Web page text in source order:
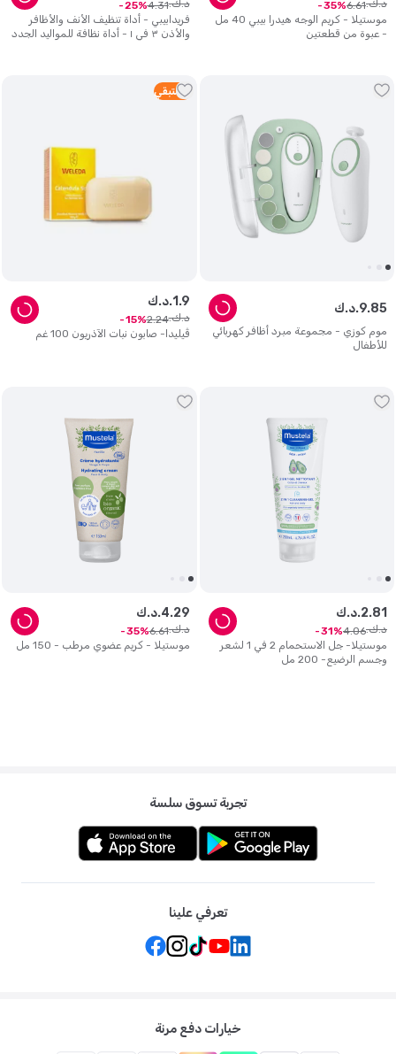
موستيلا - كريم الوجه هيدرا بيبي 40 مل
- عبوة من قطعتين
د.ك. 6.61
35
فريدابيبي - أداة تنظيف الأنف والأظافر
والأذن ٣ في ١ - أداة نظافة للمواليد الجدد
د.ك. 4.31
25
موم كوزي - مجموعة مبرد أظافر كهربائي
للأطفال
د.ك.9.85
4 متبقي
ڤيليدا- صابون نبات الآذريون 100 غم
د.ك.1 .9
د.ك. 2.24
15
موستيلا- جل الاستحمام 2 في 1 لشعر
وجسم الرضيع- 200 مل
د.ك.2.81
د.ك. 4.06
31
موستيلا - كريم عضوي مرطب - 150 مل
د.ك.4.29
د.ك. 6.61
35
تجربة تسوق سلسة
تعرفي علينا
خيارات دفع مرنة